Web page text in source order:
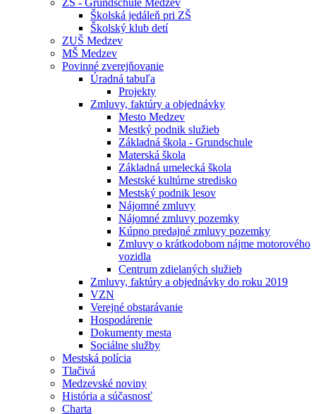
ZŠ - Grundschule Medzev
Školská jedáleň pri ZŠ
Školský klub detí
ZUŠ Medzev
MŠ Medzev
Povinné zverejňovanie
Úradná tabuľa
Projekty
Zmluvy, faktúry a objednávky
Mesto Medzev
Mestký podnik služieb
Základná škola - Grundschule
Materská škola
Základná umelecká škola
Mestské kultúrne stredisko
Mestský podnik lesov
Nájomné zmluvy
Nájomné zmluvy pozemky
Kúpno predajné zmluvy pozemky
Zmluvy o krátkodobom nájme motorového
vozidla
Centrum zdielaných služieb
Zmluvy, faktúry a objednávky do roku 2019
VZN
Verejné obstarávanie
Hospodárenie
Dokumenty mesta
Sociálne služby
Mestská polícia
Tlačivá
Medzevské noviny
História a súčasnosť
Charta